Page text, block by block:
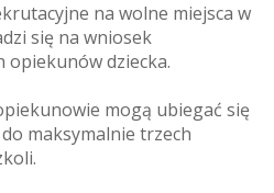
na wolne miejsca w
się na wniosek
opiekunów dziecka.
mogą ubiegać się
maksymalnie trzech